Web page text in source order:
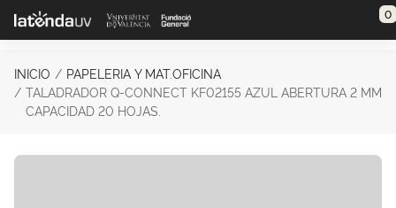
Saltar al contenido principal 0
INICIO
PAPELERIA Y MAT.OFICINA
TALADRADOR Q-CONNECT KF02155 AZUL ABERTURA 2 MM
CAPACIDAD 20 HOJAS.